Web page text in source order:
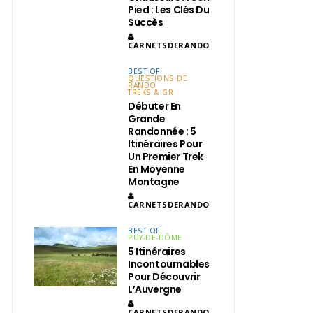
Pied : Les Clés Du
Succès
CARNETSDERANDO
BEST OF
QUESTIONS DE
RANDO
TREKS & GR
Débuter En
Grande
Randonnée : 5
Itinéraires Pour
Un Premier Trek
En Moyenne
Montagne
CARNETSDERANDO
BEST OF
PUY-DE-DÔME
5 Itinéraires
Incontournables
Pour Découvrir
L’Auvergne